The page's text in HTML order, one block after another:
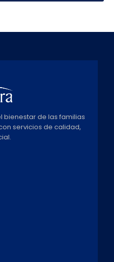
de las familias
servicios de calidad,